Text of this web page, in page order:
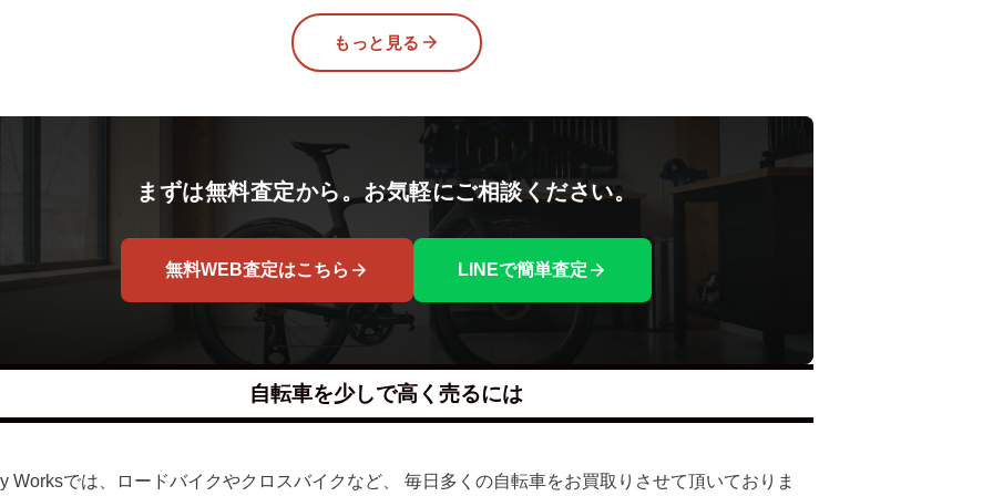
もっと見る
まずは無料査定から。お気軽にご相談ください。
無料WEB査定はこちら LINEで簡単査定
自転車を少しで高く売るには
Worksでは、ロードバイクやクロスバイクなど、 毎日多くの自転車をお買取りさせて頂いておりま